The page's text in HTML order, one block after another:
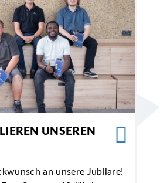
UNSEREN
an unsere Jubilare!